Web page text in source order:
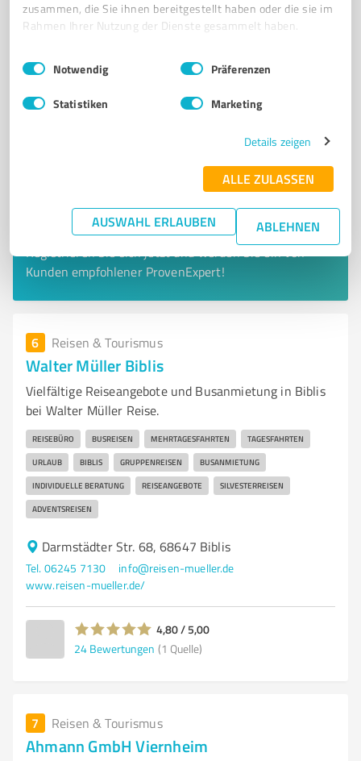
zusammen, die Sie ihnen bereitgestellt haben oder die sie im
Rahmen Ihrer Nutzung der Dienste gesammelt haben.
Impressum Datenschutzbestimmungen
Einwilligungsauswahl
Notwendig Präferenzen
Statistiken Marketing
Details zeigen
ALLE ZULASSEN
AUSWAHL ERLAUBEN ABLEHNEN
4,60 / 5,00
30 Bewertungen (1 Quelle)
Sie möchten auch hier gelistet werden?
Registrieren Sie sich jetzt und werden Sie ein von
Kunden empfohlener ProvenExpert!
6 Reisen & Tourismus
Walter Müller Biblis
Vielfältige Reiseangebote und Busanmietung in Biblis
bei Walter Müller Reise.
REISEBÜRO BUSREISEN MEHRTAGESFAHRTEN TAGESFAHRTEN
URLAUB BIBLIS GRUPPENREISEN BUSANMIETUNG
INDIVIDUELLE BERATUNG REISEANGEBOTE SILVESTERREISEN
ADVENTSREISEN
Darmstädter Str. 68, 68647 Biblis
Tel. 06245 7130
info@reisen-mueller.de
www.reisen-mueller.de/
4,80 / 5,00
24 Bewertungen (1 Quelle)
7 Reisen & Tourismus
Ahmann GmbH Viernheim